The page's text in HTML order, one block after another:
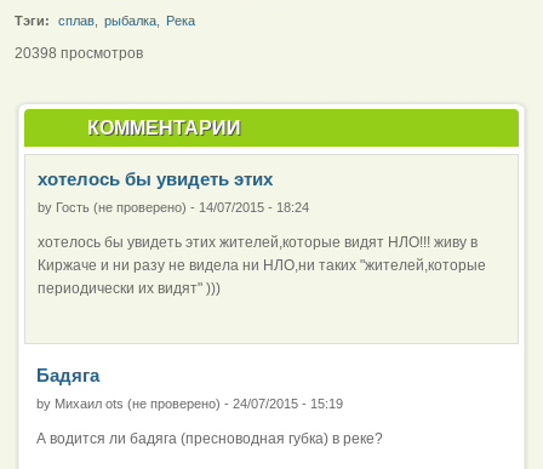
Тэги:
сплав рыбалка Река
20398 просмотров
КОММЕНТАРИИ
хотелось бы увидеть этих
by Гость (не проверено) - 14/07/2015 - 18:24
хотелось бы увидеть этих жителей,которые видят НЛО!!! живу в
Киржаче и ни разу не видела ни НЛО,ни таких "жителей,которые
периодически их видят" )))
Бадяга
by Михаил ots (не проверено) - 24/07/2015 - 15:19
А водится ли бадяга (пресноводная губка) в реке?